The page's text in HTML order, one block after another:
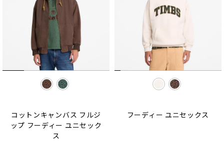
selected
コットンキャンバス フルジ
ップ フーディー ユニセック
ス
selected
フーディー ユニセックス